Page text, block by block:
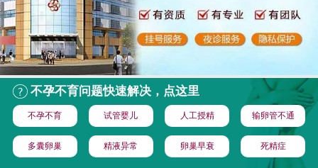
不孕不育问题快速解决，点这里
不孕不育 试管婴儿 人工授精 输卵管不通
多囊卵巢 精液异常 卵巢早衰 死精症